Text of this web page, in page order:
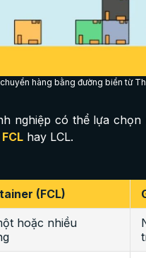
hàng bằng đường biển từ
nghiệp có thể lựa
FCL hay LCL.
(FCL)
hoặc nhiều